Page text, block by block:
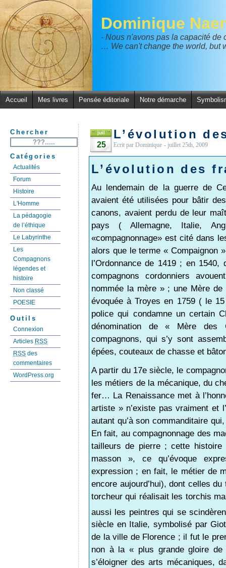
Dominique
- Nous n'avons pas la capacité
… We can't change the world, but
Accueil Mes livres Pensée éditoriale Notre démarche
Chercher
Catégories
Actualités
Forum
Histoire
L'Homme
La pédagogie
de l’éthique
Le Labyrinthe
Les
Compagnons
légendes et
histoire
Non classé
POESIE
Outils
Connexion
Articles RSS
RSS des
commentaires
WordPress.org
juil
25
L’évolution
Ecrit par Dominique - juillet 25th, 2009
L’évolution des
Au lendemain de la guerre de
avaient été utilisées pour bâtir
canons, avaient perdu de leur
pays ( Allemagne, Italie,
«compagnonnage» est cité dans
alors que le terme « Compaignon
l’Ordonnance de 1419 ; en
compagnons cordonniers
nommée la mère » ; une Mère
évoquée à Troyes en 1759 ( le
police qui condamne un certain
dénomination de « Mère des
compagnons, qui s’y sont
épées, couteaux de chasse et
A partir du 17e siècle, le
les métiers de la mécanique, du
fer… La Renaissance met à
artiste » n’existe pas vraiment et
autant qu’à son commanditaire
En fait, au compagnonnage des
tailleurs de pierre ; cette histoire
masson », ce qu’évoque
expression ; en fait, le métier de
encore aujourd’hui), dont celles
torcheur qui réalisait les torchis
aussi les peintres qui se
siècle en Italie, symbolisé par
de la ville de Florence ; il fut le
non à la « plus grande gloire
s’éloigner des arts mécaniques,